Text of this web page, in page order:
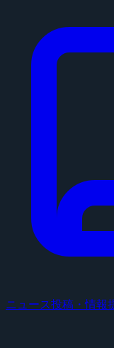
ニュース投稿・情報